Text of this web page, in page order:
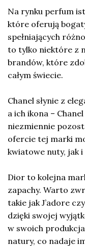
Na rynku perfum
które oferują
spełniających
to tylko niektóre z
brandów, które
całym świecie.
Chanel słynie z
a ich ikona –
niezmiennie
ofercie tej marki
kwiatowe nuty, jak
Dior to kolejna
zapachy. Warto
takie jak J’adore
dzięki swojej
w swoich
natury, co nadaje